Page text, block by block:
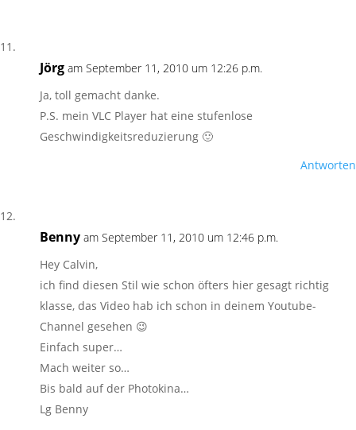
Jörg am September 11, 2010 um 12:26 p.m.
Ja, toll gemacht danke.
P.S. mein VLC Player hat eine stufenlose
Geschwindigkeitsreduzierung 🙂
Antworten
Benny am September 11, 2010 um 12:46 p.m.
Hey Calvin,
ich find diesen Stil wie schon öfters hier gesagt richtig
klasse, das Video hab ich schon in deinem Youtube-
Channel gesehen 😉
Einfach super…
Mach weiter so…
Bis bald auf der Photokina…
Lg Benny